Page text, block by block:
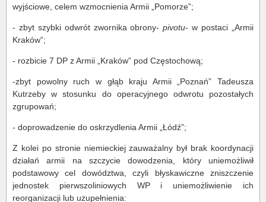
wyjściowe, celem wzmocnienia Armii „Pomorze”;
- zbyt szybki odwrót zwornika obrony-pivotu- w postaci „Armii
Kraków”;
- rozbicie 7 DP z Armii „Kraków” pod Częstochową;
-zbyt powolny ruch w głąb kraju Armii „Poznań” Tadeusza
Kutrzeby w stosunku do operacyjnego odwrotu pozostałych
zgrupowań;
- doprowadzenie do oskrzydlenia Armii „Łódź”;
Z kolei po stronie niemieckiej zauważalny był brak koordynacji
działań armii na szczycie dowodzenia, który uniemożliwił
podstawowy cel dowództwa, czyli błyskawiczne zniszczenie
jednostek pierwszoliniowych WP i uniemożliwienie ich
reorganizacji lub uzupełnienia: